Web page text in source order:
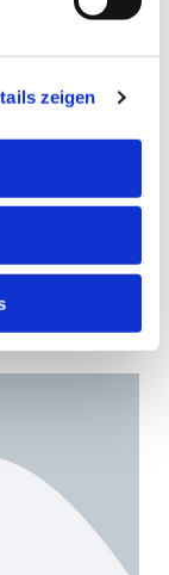
zeigen
luctus